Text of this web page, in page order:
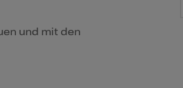
und mit den